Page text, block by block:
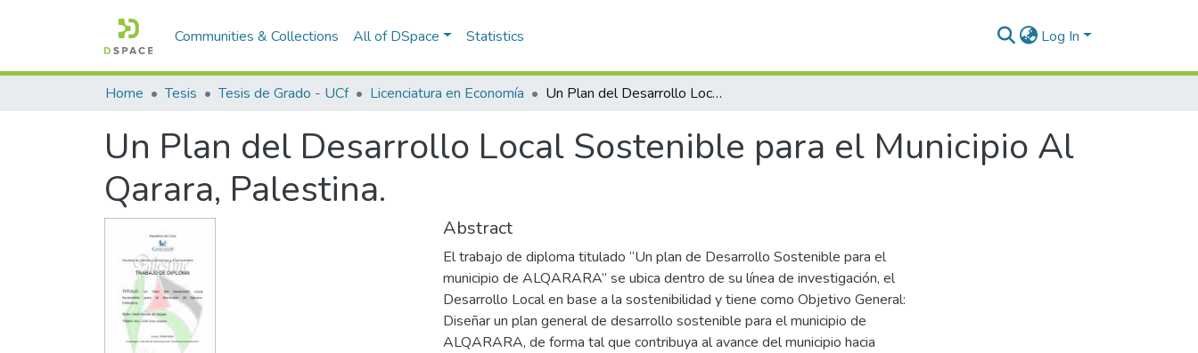
Communities & Collections All of DSpace Statistics Log In
Home Tesis Tesis de Grado - UCf Licenciatura en Economía Un Plan del Desarrollo Local Sostenible para el Municipio Al Qarara, Palestina.
Un Plan del Desarrollo Local Sostenible para el Municipio Al
Qarara, Palestina.
Abstract
El trabajo de diploma titulado “Un plan de Desarrollo Sostenible para el
municipio de ALQARARA” se ubica dentro de su línea de investigación, el
Desarrollo Local en base a la sostenibilidad y tiene como Objetivo General:
Diseñar un plan general de desarrollo sostenible para el municipio de
ALQARARA, de forma tal que contribuya al avance del municipio hacia